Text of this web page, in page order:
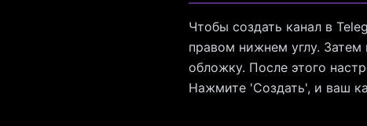
Чтобы создать канал в
правом нижнем углу. Затем
обложку. После этого
Нажмите 'Создать', и ваш